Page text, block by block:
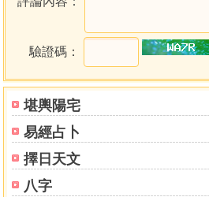
堪輿陽宅
易經占卜
擇日天文
八字
案例7左輔右弼的夫妻宮
案例8遠嫁異國的夫妻宮特點
案例9天相星也具有桃花性質
案例10巨門的夫妻宮
案例11太陰化忌的夫妻宮
案例12火星與擎羊進入六親宮
案例13破軍星連自己都不放過
案例14官祿宮巨門化忌不適合創業
案例15天刑星在適當的環境中也表示
驗證碼：